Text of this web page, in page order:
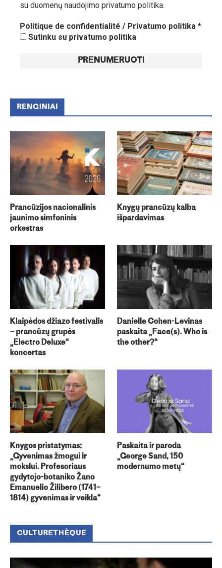
su duomenų naudojimo privatumo politika.
Politique de confidentialité / Privatumo politika *
Sutinku su privatumo politika
RENGINIAI
Prancūzijos nacionalinis
jaunimo simfoninis
orkestras
Knygų prancūzų kalba
išpardavimas
Klaipėdos džiazo festivalis
– prancūzų grupės
„Electro Deluxe“
koncertas
Danielle Cohen-Levinas
paskaita „Face(s). Who is
the other?“
Knygos pristatymas:
„Gyvenimas žmogui ir
mokslui. Profesoriaus
gydytojo-botaniko Žano
Emanuelio Žilibero (1741–
1814) gyvenimas ir veikla“
Paskaita ir paroda
„George Sand, 150
modernumo metų“
CULTURETHÈQUE